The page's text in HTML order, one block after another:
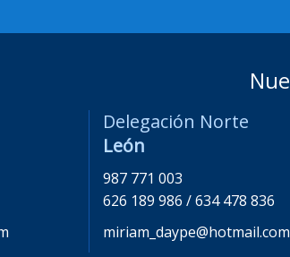
Delegación Norte
León
987 771 003
626 189 986 / 634 478 836
miriam_daype@hotmail.com